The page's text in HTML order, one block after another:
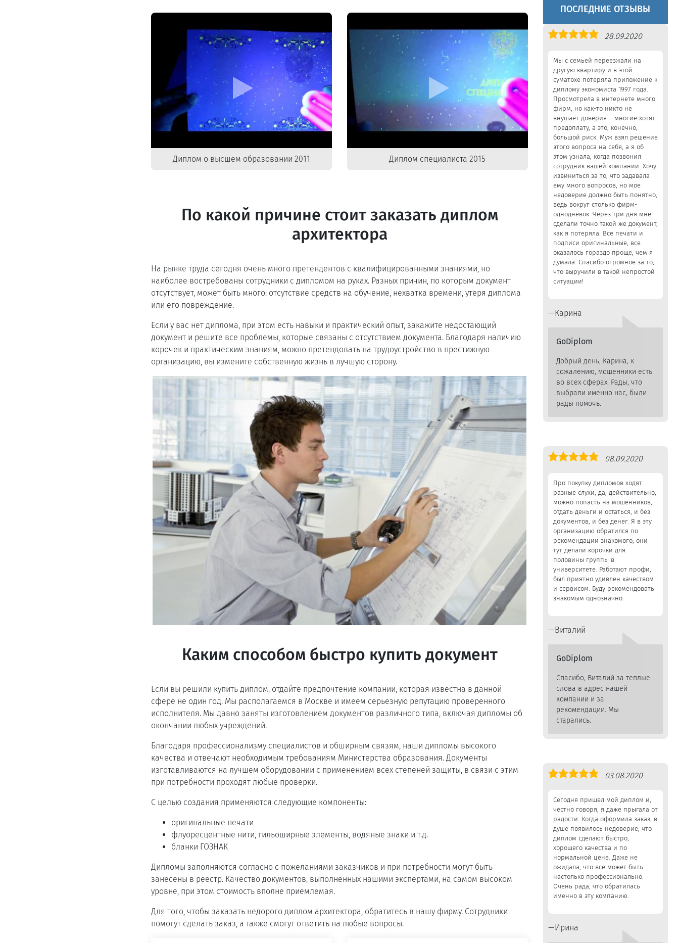
Диплом о высшем образовании 2011 Диплом специалиста 2015
По какой причине стоит заказать диплом
архитектора
На рынке труда сегодня очень много претендентов с квалифицированными знаниями, но
наиболее востребованы сотрудники с дипломом на руках. Разных причин, по которым документ
отсутствует, может быть много: отсутствие средств на обучение, нехватка времени, утеря диплома
или его повреждение.
Если у вас нет диплома, при этом есть навыки и практический опыт, закажите недостающий
документ и решите все проблемы, которые связаны с отсутствием документа. Благодаря наличию
корочек и практическим знаниям, можно претендовать на трудоустройство в престижную
организацию, вы измените собственную жизнь в лучшую сторону.
Каким способом быстро купить документ
Если вы решили купить диплом, отдайте предпочтение компании, которая известна в данной
сфере не один год. Мы располагаемся в Москве и имеем серьезную репутацию проверенного
исполнителя. Мы давно заняты изготовлением документов различного типа, включая дипломы об
окончании любых учреждений.
Благодаря профессионализму специалистов и обширным связям, наши дипломы высокого
качества и отвечают необходимым требованиям Министерства образования. Документы
изготавливаются на лучшем оборудовании с применением всех степеней защиты, в связи с этим
при потребности проходят любые проверки.
С целью создания применяются следующие компоненты:
оригинальные печати
флуоресцентные нити, гильоширные элементы, водяные знаки и т.д.
бланки ГОЗНАК
Дипломы заполняются согласно с пожеланиями заказчиков и при потребности могут быть
занесены в реестр. Качество документов, выполненных нашими экспертами, на самом высоком
уровне, при этом стоимость вполне приемлемая.
Для того, чтобы заказать недорого диплом архитектора, обратитесь в нашу фирму. Сотрудники
помогут сделать заказ, а также смогут ответить на любые вопросы.
ПОСЛЕДНИЕ ОТЗЫВЫ
Оценка
28.09.2020
Мы с семьей переезжали на
другую квартиру и в этой
суматохе потеряла приложение к
диплому экономиста 1997 года.
Просмотрела в интернете много
фирм, но как-то никто не
внушает доверия – многие хотят
предоплату, а это, конечно,
большой риск. Муж взял решение
этого вопроса на себя, а я об
этом узнала, когда позвонил
сотрудник вашей компании. Хочу
извиниться за то, что задавала
ему много вопросов, но мое
недоверие должно быть понятно,
ведь вокруг столько фирм-
однодневок. Через три дня мне
сделали точно такой же документ,
как я потеряла. Все печати и
подписи оригинальные, все
оказалось гораздо проще, чем я
думала. Спасибо огромное за то,
что выручили в такой непростой
ситуации!
Карина
GoDiplom
Добрый день, Карина, к
сожалению, мошенники есть
во всех сферах. Рады, что
выбрали именно нас, были
рады помочь.
Оценка
08.09.2020
Про покупку дипломов ходят
разные слухи, да, действительно,
можно попасть на мошенников,
отдать деньги и остаться, и без
документов, и без денег. Я в эту
организацию обратился по
рекомендации знакомого, они
тут делали корочки для
половины группы в
университете. Работают профи,
был приятно удивлен качеством
и сервисом. Буду рекомендовать
знакомым однозначно.
Виталий
GoDiplom
Спасибо, Виталий за теплые
слова в адрес нашей
компании и за
рекомендации. Мы
старались.
Оценка
03.08.2020
Сегодня пришел мой диплом и,
честно говоря, я даже прыгала от
радости. Когда оформила заказ, в
душе появилось недоверие, что
диплом сделают быстро,
хорошего качества и по
нормальной цене. Даже не
ожидала, что все может быть
настолько профессионально.
Очень рада, что обратилась
именно в эту компанию.
Ирина